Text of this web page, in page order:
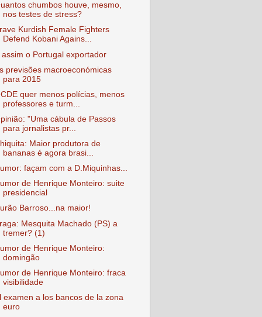
chumbos houve, mesmo,
nos testes de stress?
Kurdish Female Fighters
Defend Kobani Agains...
assim o Portugal exportador
previsões macroeconómicas
para 2015
quer menos polícias, menos
professores e turm...
"Uma cábula de Passos
para jornalistas pr...
Maior produtora de
bananas é agora brasi...
façam com a D.Miquinhas...
de Henrique Monteiro: suite
presidencial
Barroso...na maior!
Mesquita Machado (PS) a
tremer? (1)
de Henrique Monteiro:
domingão
de Henrique Monteiro: fraca
visibilidade
examen a los bancos de la zona
euro